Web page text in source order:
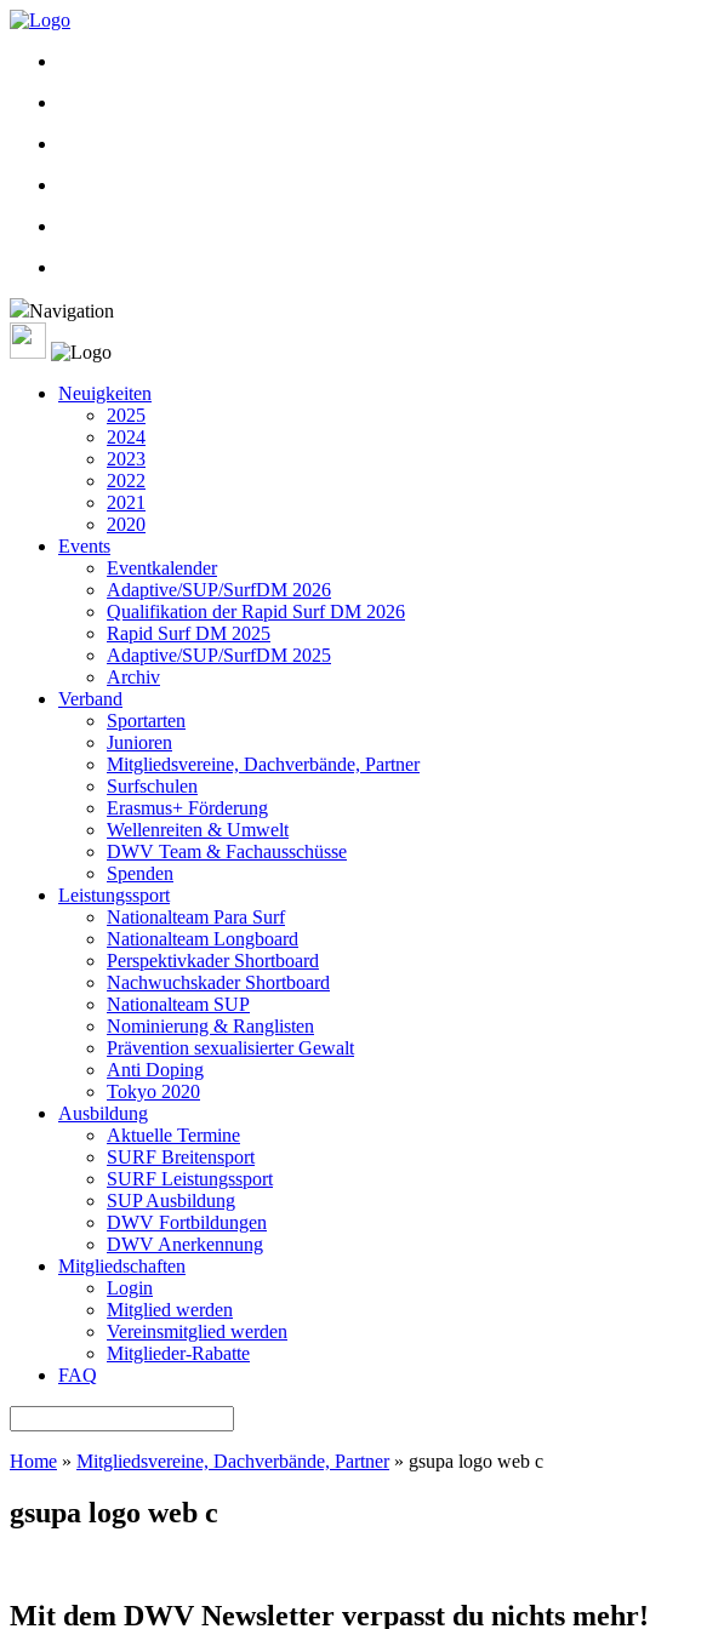
Navigation
Neuigkeiten
2025
2024
2023
2022
2021
2020
Events
Eventkalender
Adaptive/SUP/SurfDM 2026
Qualifikation der Rapid Surf DM 2026
Rapid Surf DM 2025
Adaptive/SUP/SurfDM 2025
Archiv
Verband
Sportarten
Junioren
Mitgliedsvereine, Dachverbände, Partner
Surfschulen
Erasmus+ Förderung
Wellenreiten & Umwelt
DWV Team & Fachausschüsse
Spenden
Leistungssport
Nationalteam Para Surf
Nationalteam Longboard
Perspektivkader Shortboard
Nachwuchskader Shortboard
Nationalteam SUP
Nominierung & Ranglisten
Prävention sexualisierter Gewalt
Anti Doping
Tokyo 2020
Ausbildung
Aktuelle Termine
SURF Breitensport
SURF Leistungssport
SUP Ausbildung
DWV Fortbildungen
DWV Anerkennung
Mitgliedschaften
Login
Mitglied werden
Vereinsmitglied werden
Mitglieder-Rabatte
FAQ
Home » Mitgliedsvereine, Dachverbände, Partner» gsupa logo web c
gsupa logo web c
Mit dem DWV Newsletter verpasst du nichts mehr!